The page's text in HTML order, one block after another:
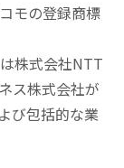
モの登録商標
株式会社NTT
ス株式会社が
び包括的な業